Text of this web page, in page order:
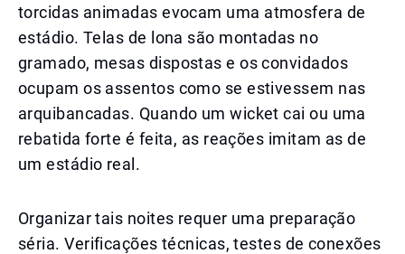
torcidas animadas evocam uma atmosfera de
estádio. Telas de lona são montadas no
gramado, mesas dispostas e os convidados
ocupam os assentos como se estivessem nas
arquibancadas. Quando um wicket cai ou uma
rebatida forte é feita, as reações imitam as de
um estádio real.
Organizar tais noites requer uma preparação
séria. Verificações técnicas, testes de conexões